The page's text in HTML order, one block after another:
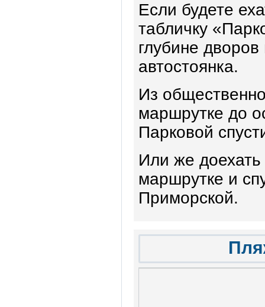
Если будете
табличку
глубине
автостоянка.
Из
маршрутке до
Парковой
Или же
маршрутке и
Приморской.